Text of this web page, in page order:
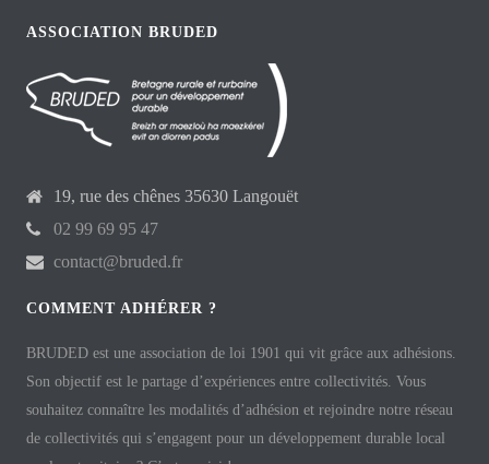
ASSOCIATION BRUDED
19, rue des chênes 35630 Langouët
02 99 69 95 47
contact@bruded.fr
COMMENT ADHÉRER ?
BRUDED est une association de loi 1901 qui vit grâce aux adhésions.
Son objectif est le partage d’expériences entre collectivités. Vous
souhaitez connaître les modalités d’adhésion et rejoindre notre réseau
de collectivités qui s’engagent pour un développement durable local